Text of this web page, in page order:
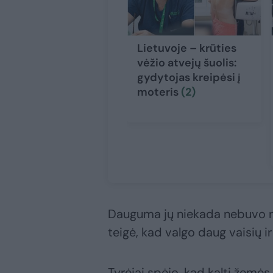
Lietuvoje – krūties
vėžio atvejų šuolis:
gydytojas kreipėsi į
moteris (2)
Dauguma jų niekada nebuvo
teigė, kad valgo daug vaisių